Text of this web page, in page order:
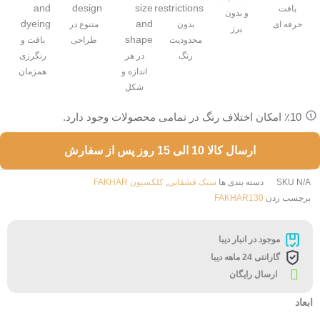
بافت
حرفه ای
و بدون
پرز
بدون
محدودیت
رنگ
در هر
اندازه و
شکل
متنوع در
طراحی
بافت و
رنگرزی
همزمان
٪10 امکان اختلاف رنگ در تمامی محصولات وجود دارد.
ارسال کالا 10 الی 15 روز پس از سفارش
SKUN/A دسته بندی ها سبک قشقایی,کلکسیون FAKHAR
برچسب زدن FAKHAR130
موجود در انبار دیبا
گارانتی 24 ماهه دیبا
ارسال رایگان